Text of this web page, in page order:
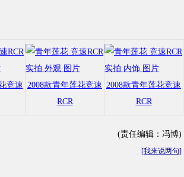
竞速 2008款青年莲花竞速
RCR
2008款青年莲花竞速
RCR
(责任编辑：冯博)
[我来说两句]